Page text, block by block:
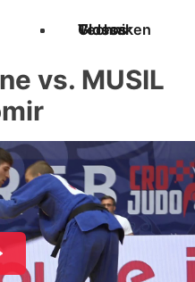
Techniken
Videos
Glossar
vs. MUSIL